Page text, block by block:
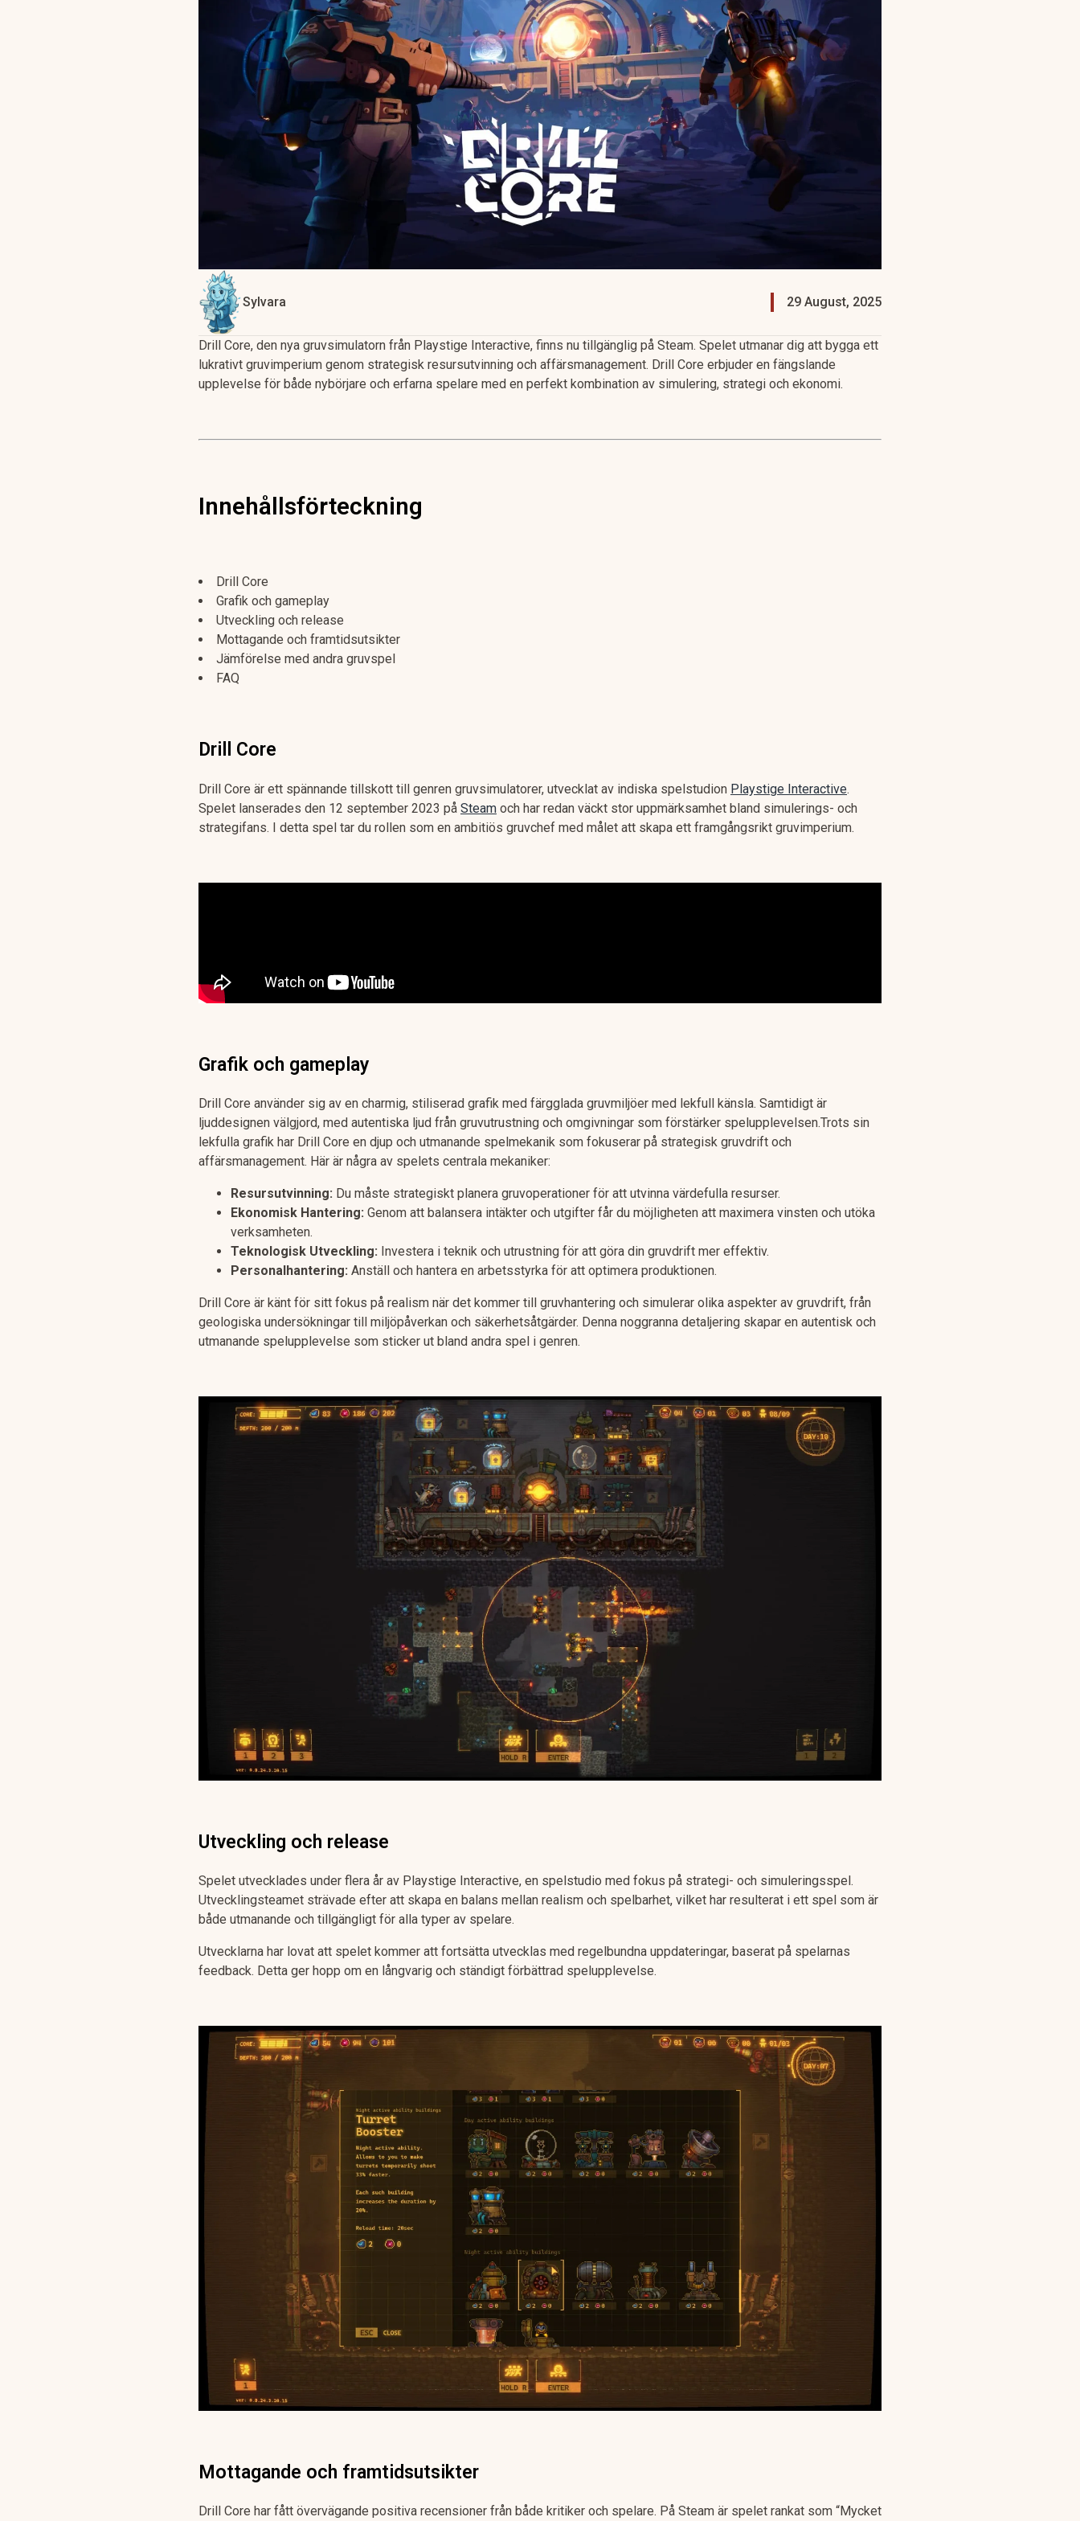
Sylvara 29 August, 2025
Drill Core, den nya gruvsimulatorn från Playstige Interactive, finns nu tillgänglig på Steam. Spelet utmanar dig att bygga ett
lukrativt gruvimperium genom strategisk resursutvinning och affärsmanagement. Drill Core erbjuder en fängslande
upplevelse för både nybörjare och erfarna spelare med en perfekt kombination av simulering, strategi och ekonomi.
Innehållsförteckning
Drill Core
Grafik och gameplay
Utveckling och release
Mottagande och framtidsutsikter
Jämförelse med andra gruvspel
FAQ
Drill Core
Drill Core är ett spännande tillskott till genren gruvsimulatorer, utvecklat av indiska spelstudion Playstige Interactive.
Spelet lanserades den 12 september 2023 på Steam och har redan väckt stor uppmärksamhet bland simulerings- och
strategifans. I detta spel tar du rollen som en ambitiös gruvchef med målet att skapa ett framgångsrikt gruvimperium.
Grafik och gameplay
Drill Core använder sig av en charmig, stiliserad grafik med färgglada gruvmiljöer med lekfull känsla. Samtidigt är
ljuddesignen välgjord, med autentiska ljud från gruvutrustning och omgivningar som förstärker spelupplevelsen.Trots sin
lekfulla grafik har Drill Core en djup och utmanande spelmekanik som fokuserar på strategisk gruvdrift och
affärsmanagement. Här är några av spelets centrala mekaniker:
Resursutvinning: Du måste strategiskt planera gruvoperationer för att utvinna värdefulla resurser.
Ekonomisk Hantering: Genom att balansera intäkter och utgifter får du möjligheten att maximera vinsten och utöka
verksamheten.
Teknologisk Utveckling: Investera i teknik och utrustning för att göra din gruvdrift mer effektiv.
Personalhantering: Anställ och hantera en arbetsstyrka för att optimera produktionen.
Drill Core är känt för sitt fokus på realism när det kommer till gruvhantering och simulerar olika aspekter av gruvdrift, från
geologiska undersökningar till miljöpåverkan och säkerhetsåtgärder. Denna noggranna detaljering skapar en autentisk och
utmanande spelupplevelse som sticker ut bland andra spel i genren.
Utveckling och release
Spelet utvecklades under flera år av Playstige Interactive, en spelstudio med fokus på strategi- och simuleringsspel.
Utvecklingsteamet strävade efter att skapa en balans mellan realism och spelbarhet, vilket har resulterat i ett spel som är
både utmanande och tillgängligt för alla typer av spelare.
Utvecklarna har lovat att spelet kommer att fortsätta utvecklas med regelbundna uppdateringar, baserat på spelarnas
feedback. Detta ger hopp om en långvarig och ständigt förbättrad spelupplevelse.
Mottagande och framtidsutsikter
Drill Core har fått övervägande positiva recensioner från både kritiker och spelare. På Steam är spelet rankat som “Mycket